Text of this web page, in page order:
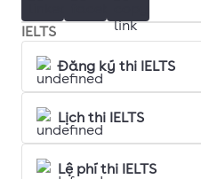
IELTS
Đăng ký thi IELTS
Lịch thi IELTS
Lệ phí thi IELTS